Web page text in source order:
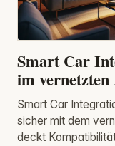
Smart Car
im vernetzten
Smart Car
sicher mit dem
deckt